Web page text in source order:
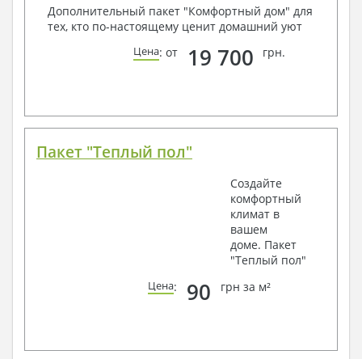
Дополнительный пакет "Комфортный дом" для
тех, кто по-настоящему ценит домашний уют
Цена: от 19 700 грн.
Пакет "Теплый пол"
Создайте
комфортный
климат в
вашем
доме. Пакет
"Теплый пол"
Цена: 90 грн за м²